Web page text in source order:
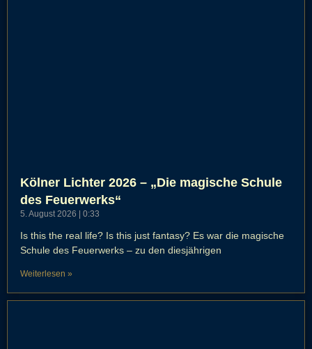
Kölner Lichter 2026 – „Die magische Schule
des Feuerwerks“
5. August 2026 0:33
Is this the real life? Is this just fantasy? Es war die magische
Schule des Feuerwerks – zu den diesjährigen
Weiterlesen »